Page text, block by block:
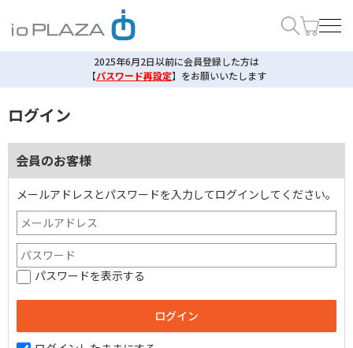
2025年6月2日以前に会員登録した方は
【パスワード再設定】 をお願いいたします
ログイン
会員のお客様
メールアドレスとパスワードを入力してログインしてください。
パスワードを表示する